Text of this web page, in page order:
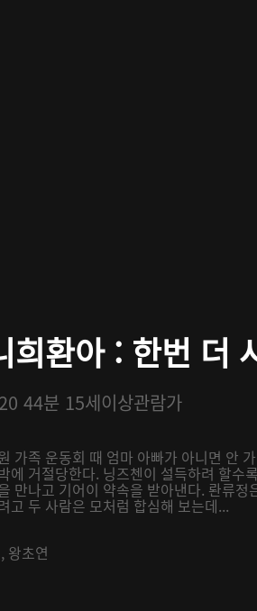
희환아 : 한번 더
44분 15세이상관람가
가족 운동회 때 엄마 아빠가 아니면 안
에 거절당한다. 닝즈첸이 설득하려 할수
만나고 기어이 약속을 받아낸다. 롼류
고 두 사람은 모처럼 합심해 보는데...
왕초연